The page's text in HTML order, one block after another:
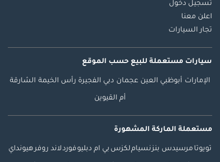
تسجيل دخول
اعلن معنا
تجار السيارات
سيارات مستعملة للبيع حسب الموقع
الإمارات أبوظبي العين عجمان دبي الفجيرة رأس الخيمة الشارقة
أم القيوين
مستعملة الماركة المشهورة
تويوتا مرسيدس بنزنسياملكزس بي ام دبليوفوردلاند روفرهيونداي